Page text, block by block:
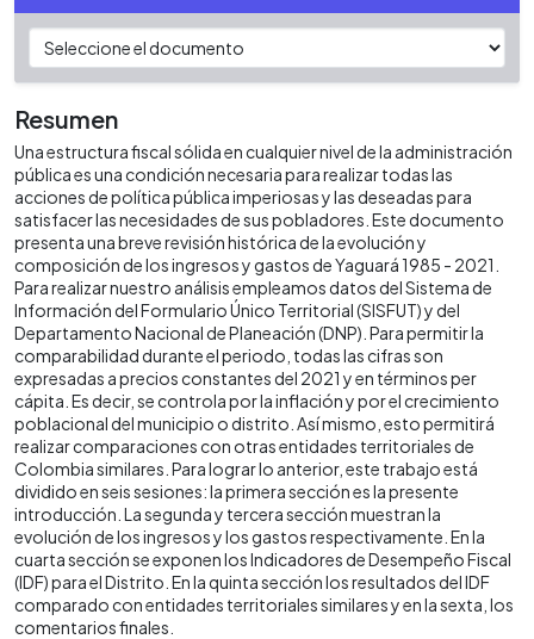
Resumen
Una estructura fiscal sólida en cualquier nivel de la administración
pública es una condición necesaria para realizar todas las
acciones de política pública imperiosas y las deseadas para
satisfacer las necesidades de sus pobladores. Este documento
presenta una breve revisión histórica de la evolución y
composición de los ingresos y gastos de Yaguará 1985 - 2021.
Para realizar nuestro análisis empleamos datos del Sistema de
Información del Formulario Único Territorial (SISFUT) y del
Departamento Nacional de Planeación (DNP). Para permitir la
comparabilidad durante el periodo, todas las cifras son
expresadas a precios constantes del 2021 y en términos per
cápita. Es decir, se controla por la inflación y por el crecimiento
poblacional del municipio o distrito. Así mismo, esto permitirá
realizar comparaciones con otras entidades territoriales de
Colombia similares. Para lograr lo anterior, este trabajo está
dividido en seis sesiones: la primera sección es la presente
introducción. La segunda y tercera sección muestran la
evolución de los ingresos y los gastos respectivamente. En la
cuarta sección se exponen los Indicadores de Desempeño Fiscal
(IDF) para el Distrito. En la quinta sección los resultados del IDF
comparado con entidades territoriales similares y en la sexta, los
comentarios finales.